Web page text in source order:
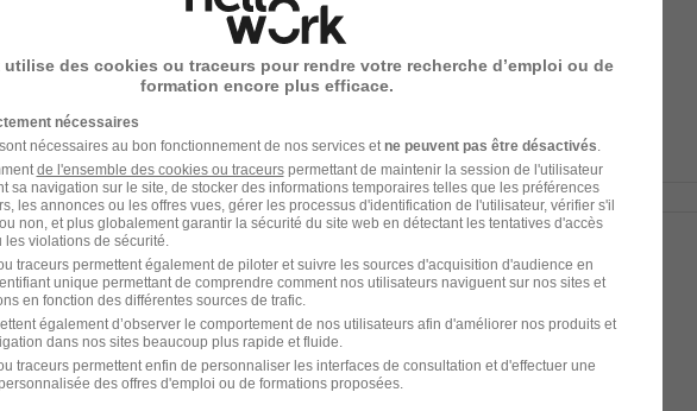
- 94 Intérim 26 € / heure
jours
H/F
Medical
- 94 Intérim 26 € / heure
utilise des cookies ou traceurs pour rendre votre recherche d’emploi ou de
formation encore plus efficace.
nécessaires
nécessaires au bon fonctionnement de nos services et ne peuvent pas être désactivés
de l'ensemble des cookies ou traceurspermettant de maintenir la session de l'utilisateur
sa navigation sur le site, de stocker des informations temporaires telles que les préférences
les annonces ou les offres vues, gérer les processus d'identification de l'utilisateur, vérifier s'il
non, et plus globalement garantir la sécurité du site web en détectant les tentatives d'accès
violations de sécurité.
traceurs permettent également de piloter et suivre les sources d'acquisition d'audience en
unique permettant de comprendre comment nos utilisateurs naviguent sur nos sites et
en fonction des différentes sources de trafic.
également d’observer le comportement de nos utilisateurs afin d'améliorer nos produits et
dans nos sites beaucoup plus rapide et fluide.
traceurs permettent enfin de personnaliser les interfaces de consultation et d'effectuer une
des offres d'emploi ou de formations proposées.